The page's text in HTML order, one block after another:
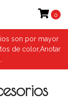
son por mayor
de color,Anotar
0